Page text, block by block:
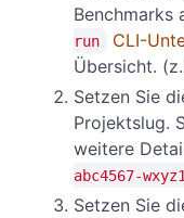
Benchmarks
run
CLI-
Übersicht.
Setzen Sie
Projektslug.
weitere
abc4567-
Setzen Sie